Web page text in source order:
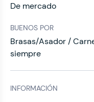
De mercado
BUENOS POR
Brasas/Asador /
siempre
INFORMACIÓN